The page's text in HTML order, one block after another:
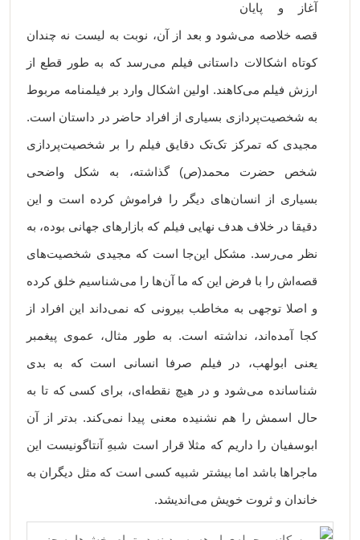
آغاز و پایان
قصه خلاصه می‌شود و بعد از آن، نوبت به لیست نه چندان
کوتاه اشکالات داستانی فیلم می‌رسد که به طور قطع از
ارزش فیلم می‌کاهند. اولین اشکال وارد بر فیلمنامه مربوط
به شخصیت‌پردازی بسیاری از افراد حاضر در داستان است.
مجیدی که تمرکز تک‌تک دقایق فیلم را بر شخصیت‌پردازی
شخص حضرت محمد(ص) گذاشته، به شکل واضحی
بسیاری از انسان‌های دیگر را فراموش کرده است و این
دقیقا در خلاف هدف نهایی فیلم که بازارهای جهانی بوده، به
نظر می‌رسد. مشکل این‌جا است که مجیدی شخصیت‌های
قصه‌اش را با فرض این که ما آن‌ها را می‌شناسیم خلق کرده
و اصلا توجهی به مخاطب بیرونی که نمی‌داند این افراد از
کجا آمده‌اند، نداشته است. به طور مثال، عموی پیغمبر
یعنی ابولهب، در فیلم صرفا انسانی است که به بدی
شناسانده می‌شود و در هیچ نقطه‌ای، برای کسی که تا به
حال اسمش را هم نشنیده معنی پیدا نمی‌کند. بدتر از آن
ابوسفیان را داریم که مثلا قرار است شبهِ آنتاگونیست این
ماجراها باشد اما بیشتر شبیه کسی است که مثل دیگران به
خاندان و ثروت خویش می‌اندیشد.